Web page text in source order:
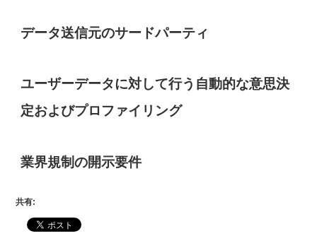
データ送信元のサードパーティ
ユーザーデータに対して行う自動的な意思決
定およびプロファイリング
業界規制の開示要件
共有: